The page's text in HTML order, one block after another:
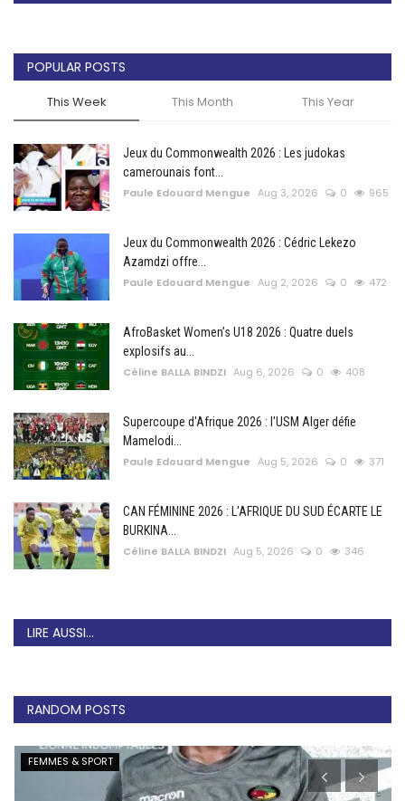
POPULAR POSTS
This Week This Month This Year
Jeux du Commonwealth 2026 : Les judokas
camerounais font...
Paule Edouard Mengue Aug 3, 2026 0 965
Jeux du Commonwealth 2026 : Cédric Lekezo
Azamdzi offre...
Paule Edouard Mengue Aug 2, 2026 0 472
AfroBasket Women’s U18 2026 : Quatre duels
explosifs au...
Céline BALLA BINDZI Aug 6, 2026 0 408
Supercoupe d'Afrique 2026 : l'USM Alger défie
Mamelodi...
Paule Edouard Mengue Aug 5, 2026 0 371
CAN FÉMININE 2026 : L'AFRIQUE DU SUD ÉCARTE LE
BURKINA...
Céline BALLA BINDZI Aug 5, 2026 0 346
LIRE AUSSI...
RANDOM POSTS
FEMMES & SPORT